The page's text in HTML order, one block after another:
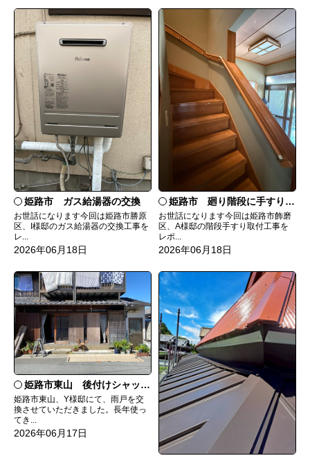
姫路市 ガス給湯器の交換
お世話になります今回は姫路市勝原
区、I様邸のガス給湯器の交換工事を
レ...
2026年06月18日
姫路市 廻り階段に手すりを取付
お世話になります今回は姫路市飾磨
区、A様邸の階段手すり取付工事を
レポ...
2026年06月18日
姫路市東山 後付けシャッター雨戸に交換
姫路市東山、Y様邸にて、雨戸を交
換させていただきました。長年使っ
てき...
2026年06月17日